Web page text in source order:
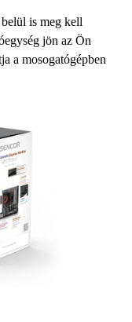
is meg kell
jön az Ön
a mosogatógépben